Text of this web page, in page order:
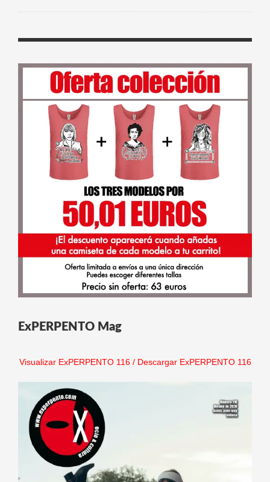
ExPERPENTO Mag
Visualizar ExPERPENTO 116/ Descargar ExPERPENTO 116